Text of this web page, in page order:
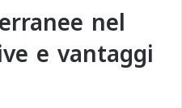
nel
e vantaggi